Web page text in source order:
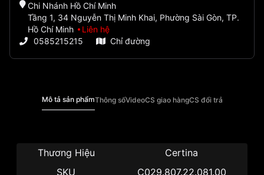
Chi Nhánh Hồ Chí Minh
Tầng 1, 34 Nguyễn Thị Minh Khai, Phường Sài Gòn, TP.
Hồ Chí Minh
Liên hệ
0585215215
Chỉ đường
Mô tả sản phẩmThông sốVideoCS giao hàngCS đổi trả
Thương Hiệu
Certina
SKU
C029.807.22.081.00